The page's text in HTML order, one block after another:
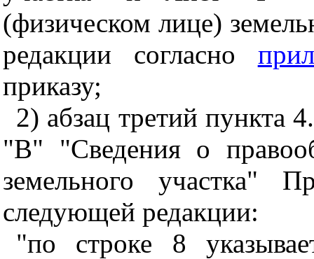
(физическом лице)
редакции согласно
приказу;
2) абзац третий пункта
"В" "Сведения о
земельного участка"
следующей редакции:
"по строке 8